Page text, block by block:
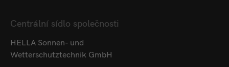
Centrální sídlo společnosti
HELLA Sonnen- und
Wetterschutztechnik GmbH